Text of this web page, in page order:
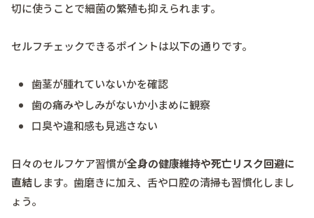
切に使うことで細菌の繁殖も抑えられます。
セルフチェックできるポイントは以下の通りです。
歯茎が腫れていないかを確認
歯の痛みやしみがないか小まめに観察
口臭や違和感も見逃さない
日々のセルフケア習慣が全身の健康維持や死亡リスク回避に
直結します。歯磨きに加え、舌や口腔の清掃も習慣化しまし
ょう。